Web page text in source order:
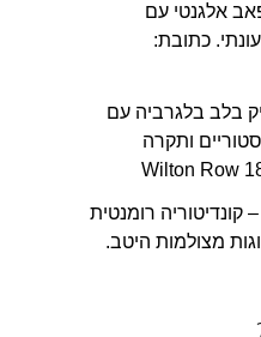
אלגנטי עם
כתובת:
בלב בלגרביה עם
ותקרה
– קונדיטוריה רומנטית
מצולמות היטב.